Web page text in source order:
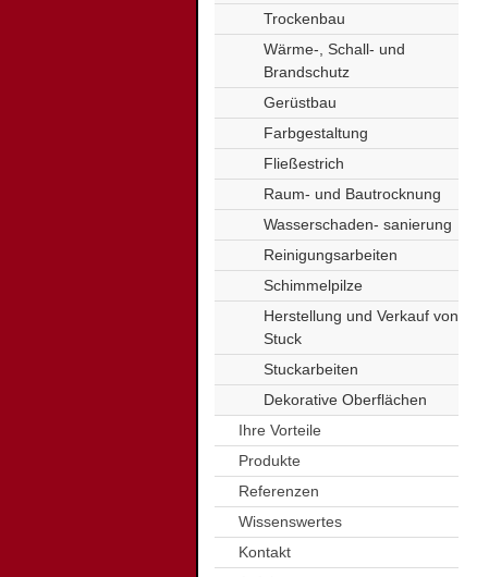
Trockenbau
Wärme-, Schall- und
Brandschutz
Gerüstbau
Farbgestaltung
Fließestrich
Raum- und Bautrocknung
Wasserschaden- sanierung
Reinigungsarbeiten
Schimmelpilze
Herstellung und Verkauf von
Stuck
Stuckarbeiten
Dekorative Oberflächen
Ihre Vorteile
Produkte
Referenzen
Wissenswertes
Kontakt